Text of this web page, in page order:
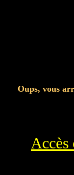
Oups, vous